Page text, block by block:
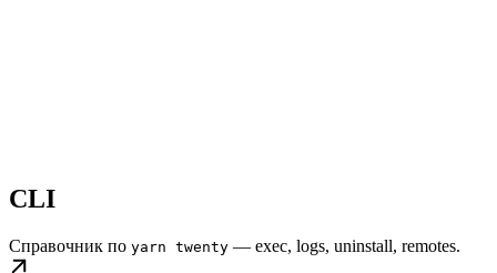
CLI
Справочник по yarn twenty — exec, logs, uninstall, remotes.